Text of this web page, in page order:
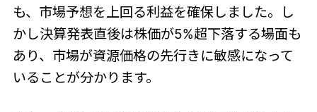
も、市場予想を上回る利益を確保しました。し
かし決算発表直後は株価が5%超下落する場面も
あり、市場が資源価格の先行きに敏感になって
いることが分かります。